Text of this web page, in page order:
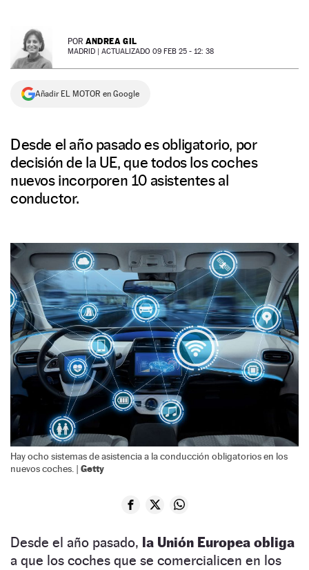
SÍGUENOS
POR ANDREA GIL
MADRID | ACTUALIZADO 09 FEB 25 - 12: 38
Añadir EL MOTOR en Google
Desde el año pasado es obligatorio, por
decisión de la UE, que todos los coches
nuevos incorporen 10 asistentes al
conductor.
Hay ocho sistemas de asistencia a la conducción obligatorios en los
nuevos coches. | Getty
Desde el año pasado, la Unión Europea obliga
a que los coches que se comercialicen en los